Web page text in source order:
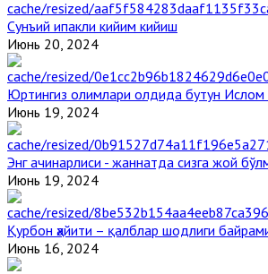
Сунъий ипакли кийим кийиш
Июнь 20, 2024
Юртингиз олимлари олдида бутун
Июнь 19, 2024
Энг ачинарлиси - жаннатда сизга жой
Июнь 19, 2024
Қурбон ҳайити – қалблар шодлиги
Июнь 16, 2024